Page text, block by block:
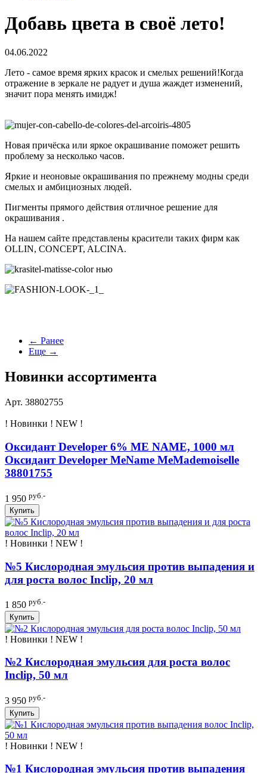
Добавь цвета в своё лето!
04.06.2022
Лето - самое время ярких красок и смелых решений!Когда
отражение в зеркале не радует и душа жаждет изменений,
значит пора менять имидж!
Новая причёска или яркое окрашивание поможет решить
проблему за несколько часов.
Яркие и неоновые окрашивания по прежнему модны среди
смелых и амбициозных людей.
Пигменты прямого действия отличное решение для
окрашивания .
На нашем сайте представлены красители таких фирм как
OLLIN, CONCEPT, ALCINA.
← Ранее
Еще →
Новинки ассортимента
Арт. 38802755
! Новинки ! NEW !
Оксидант Developer 6% ME NAME, 1000 мл
Оксидант Developer MeName MeMademoiselle
38801755
1 950 руб.-
Купить
! Новинки ! NEW !
№5 Кислородная эмульсия против выпадения и
для роста волос Inclip, 20 мл
1 850 руб.-
Купить
! Новинки ! NEW !
№2 Кислородная эмульсия для роста волос
Inclip, 50 мл
3 950 руб.-
Купить
! Новинки ! NEW !
№1 Кислородная эмульсия против выпадения